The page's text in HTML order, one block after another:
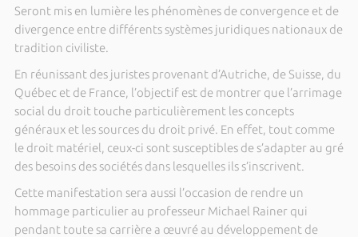
Seront mis en lumière les phénomènes de convergence et de
divergence entre différents systèmes juridiques nationaux de
tradition civiliste.
En réunissant des juristes provenant d’Autriche, de Suisse, du
Québec et de France, l’objectif est de montrer que l’arrimage
social du droit touche particulièrement les concepts
généraux et les sources du droit privé. En effet, tout comme
le droit matériel, ceux-ci sont susceptibles de s’adapter au gré
des besoins des sociétés dans lesquelles ils s’inscrivent.
Cette manifestation sera aussi l’occasion de rendre un
hommage particulier au professeur Michael Rainer qui
pendant toute sa carrière a œuvré au développement de